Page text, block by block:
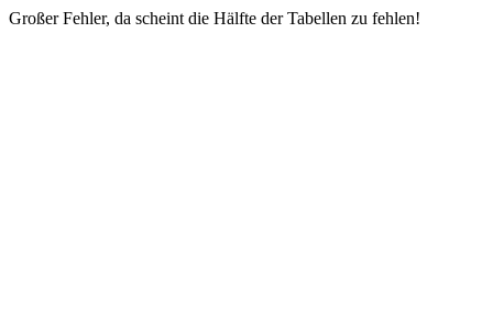
Großer Fehler, da scheint die Hälfte der Tabellen zu fehlen!